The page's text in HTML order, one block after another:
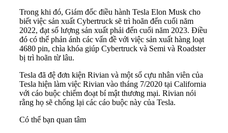
Trong khi đó, Giám đốc điều hành Tesla Elon Musk cho
biết việc sản xuất Cybertruck sẽ trì hoãn đến cuối năm
2022, đạt số lượng sản xuất phải đến cuối năm 2023. Điều
đó có thể phản ánh các vấn đề với việc sản xuất hàng loạt
4680 pin, chìa khóa giúp Cybertruck và Semi và Roadster
bị trì hoãn từ lâu.
Tesla đã đệ đơn kiện Rivian và một số cựu nhân viên của
Tesla hiện làm việc Rivian vào tháng 7/2020 tại California
với cáo buộc chiếm đoạt bí mật thương mại. Rivian nói
rằng họ sẽ chống lại các cáo buộc này của Tesla.
Có thể bạn quan tâm